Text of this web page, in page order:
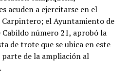
acuden a ejercitarse en el
Carpintero; el Ayuntamiento de
número 21, aprobó la
de trote que se ubica en este
de la ampliación al